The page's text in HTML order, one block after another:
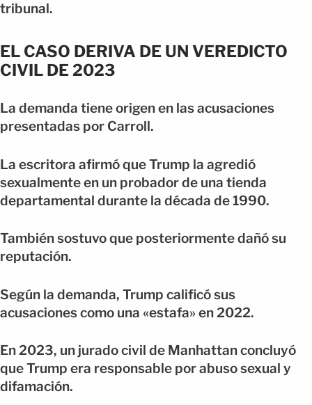
tribunal.
EL CASO DERIVA DE UN VEREDICTO
CIVIL DE 2023
La demanda tiene origen en las acusaciones
presentadas por Carroll.
La escritora afirmó que Trump la agredió
sexualmente en un probador de una tienda
departamental durante la década de 1990.
También sostuvo que posteriormente dañó su
reputación.
Según la demanda, Trump calificó sus
acusaciones como una «estafa» en 2022.
En 2023, un jurado civil de Manhattan concluyó
que Trump era responsable por abuso sexual y
difamación.